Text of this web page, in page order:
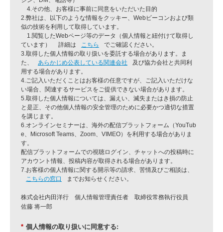
4.その他、お客様に事前に同意をいただいた目的
2.弊社は、以下のような情報をクッキー、Webビーコンおよび類
似の技術を利用して取得しています。
1.閲覧したWebページ等のデータ（個人情報と紐付けて取得し
ています） 詳細は
こちら
でご確認ください。
3.取得した個人情報の取り扱いを委託する場合があります。ま
た、
あらかじめ公表している関連会社 及び協力会社 と共同利
用する場合があります。
4.ご記入いただくことはお客様の任意ですが、ご記入いただけな
い場合、関連するサービスをご提供できない場合があります。
5.取得した個人情報については、漏えい、滅失またはき損の防止
と是正、その他個人情報の安全管理のために必要かつ適切な措置
を講じます。
6.オンラインセミナーは、海外の配信プラットフォーム（YouTub
e、Microsoft Teams、Zoom、VIMEO）を利用する場合がありま
す。
配信プラットフォームでの視聴ログイン、チャットへの投稿時に
アカウント情報、投稿内容が取得される場合があります。
7.お客様の個人情報に関する開示等の請求、苦情及びご相談は、
こちらの窓口
までお知らせください。
株式会社内田洋行 個人情報管理責任者 取締役常務執行役員
佐藤 将一郎
* 個人情報の取り扱いに同意する: